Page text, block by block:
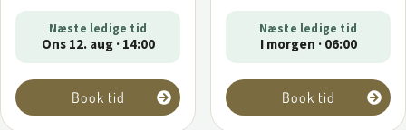
Næste ledige tid
Ons 12. aug · 14:00
Book tid
Næste ledige tid
I morgen · 06:00
Book tid